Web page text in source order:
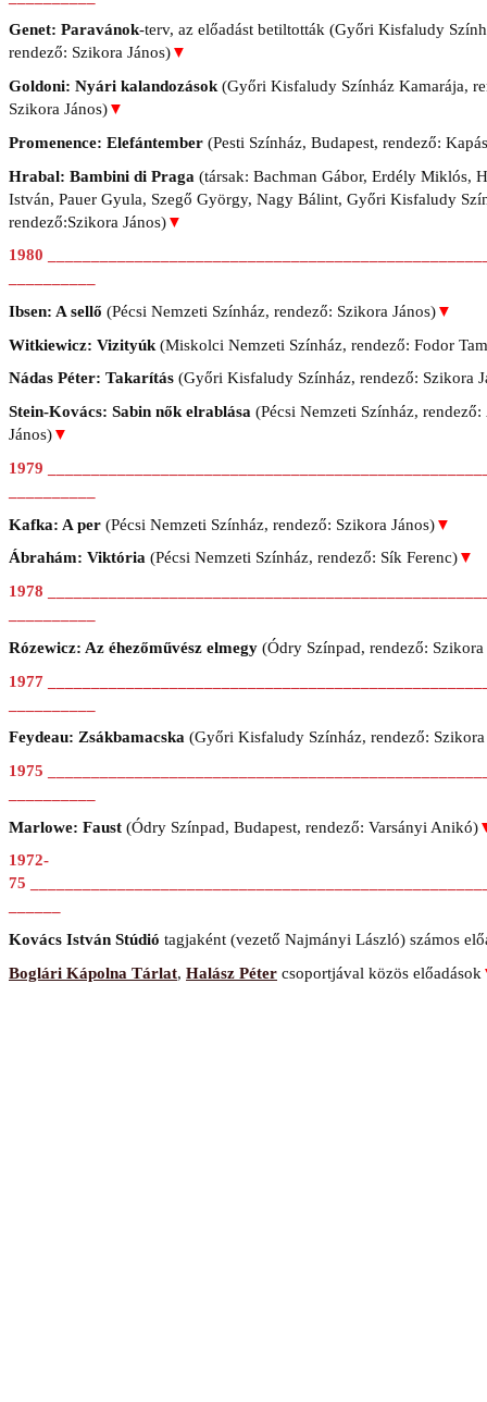
Genet: Paravánok-terv, az előadást betiltották (Győri Kisfaludy
rendező: Szikora János)▼
Goldoni: Nyári kalandozások (Győri Kisfaludy Színház Kamarája,
Szikora János)▼
Promenence: Elefántember (Pesti Színház, Budapest, rendező:
Hrabal: Bambini di Praga (társak: Bachman Gábor, Erdély Miklós,
István, Pauer Gyula, Szegő György, Nagy Bálint, Győri Kisfaludy
rendező:Szikora János)▼
1980
Ibsen: A sellő (Pécsi Nemzeti Színház, rendező: Szikora János)▼
Witkiewicz: Vizityúk (Miskolci Nemzeti Színház, rendező: Fodor
Nádas Péter: Takarítás (Győri Kisfaludy Színház, rendező: Szikora
Stein-Kovács: Sabin nők elrablása (Pécsi Nemzeti Színház, rendező:
János)▼
1979
Kafka: A per (Pécsi Nemzeti Színház, rendező: Szikora János)▼
Ábrahám: Viktória (Pécsi Nemzeti Színház, rendező: Sík Ferenc)▼
1978
Rózewicz: Az éhezőművész elmegy (Ódry Színpad, rendező: Szikora
1977
Feydeau: Zsákbamacska (Győri Kisfaludy Színház, rendező: Szikora
1975
Marlowe: Faust (Ódry Színpad, Budapest, rendező: Varsányi Anikó)
1972-
75
Kovács István Stúdió tagjaként (vezető Najmányi László) számos
Boglári Kápolna Tárlat, Halász Péter csoportjával közös előadások